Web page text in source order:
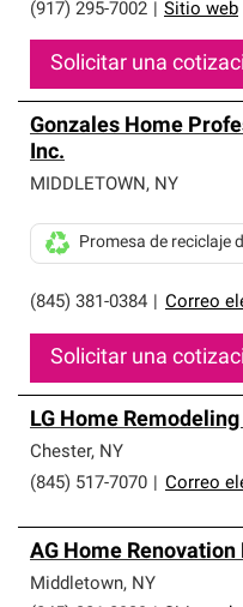
(917) 295-7002
Sitio web
Solicitar una
Gonzales Home
Inc.
MIDDLETOWN, NY
(845) 381-0384 Correo
Promesa de reciclaje
Solicitar una
LG Home Remodeling
Chester, NY
(845) 517-7070
Correo
AG Home Renovation
Middletown, NY